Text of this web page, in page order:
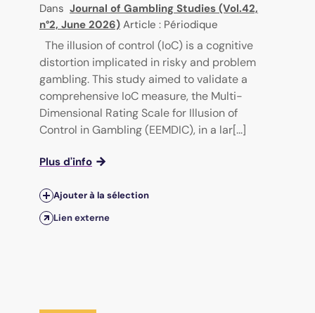
Dans Journal of Gambling Studies (Vol.42,
n°2, June 2026) Article : Périodique
The illusion of control (IoC) is a cognitive
distortion implicated in risky and problem
gambling. This study aimed to validate a
comprehensive IoC measure, the Multi-
Dimensional Rating Scale for Illusion of
Control in Gambling (EEMDIC), in a lar[...]
Plus d'info
Ajouter à la sélection
Lien externe